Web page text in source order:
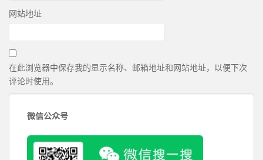
网站地址
在此浏览器中保存我的显示名称、邮箱地址和网站地址，以便下次
评论时使用。
微信公众号